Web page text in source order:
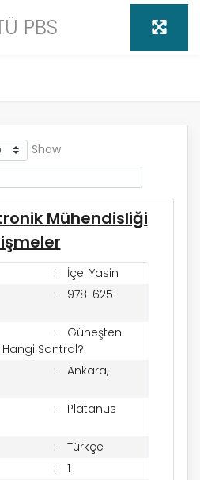
PBS
Show
Mühendisliği
İçel Yasin
978-625-
Güneşten
Hangi Santral?
Ankara,
Platanus
Türkçe
1